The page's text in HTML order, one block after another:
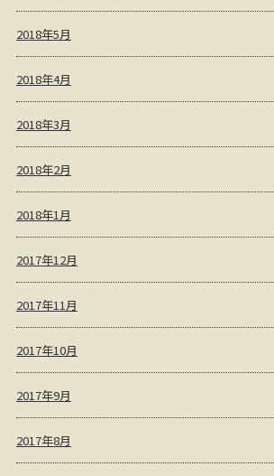
2018年5月
2018年4月
2018年3月
2018年2月
2018年1月
2017年12月
2017年11月
2017年10月
2017年9月
2017年8月